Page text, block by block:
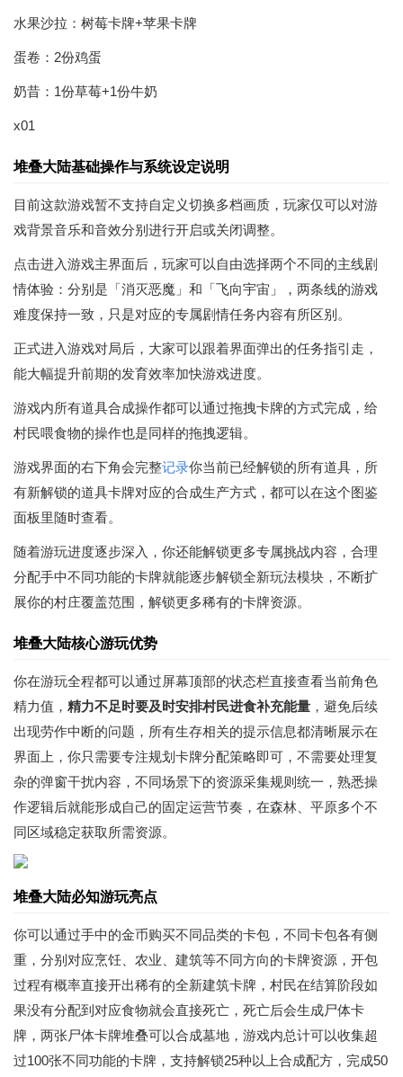
水果沙拉：树莓卡牌+苹果卡牌
蛋卷：2份鸡蛋
奶昔：1份草莓+1份牛奶
x01
堆叠大陆基础操作与系统设定说明
目前这款游戏暂不支持自定义切换多档画质，玩家仅可以对游
戏背景音乐和音效分别进行开启或关闭调整。
点击进入游戏主界面后，玩家可以自由选择两个不同的主线剧
情体验：分别是「消灭恶魔」和「飞向宇宙」，两条线的游戏
难度保持一致，只是对应的专属剧情任务内容有所区别。
正式进入游戏对局后，大家可以跟着界面弹出的任务指引走，
能大幅提升前期的发育效率加快游戏进度。
游戏内所有道具合成操作都可以通过拖拽卡牌的方式完成，给
村民喂食物的操作也是同样的拖拽逻辑。
游戏界面的右下角会完整记录你当前已经解锁的所有道具，所
有新解锁的道具卡牌对应的合成生产方式，都可以在这个图鉴
面板里随时查看。
随着游玩进度逐步深入，你还能解锁更多专属挑战内容，合理
分配手中不同功能的卡牌就能逐步解锁全新玩法模块，不断扩
展你的村庄覆盖范围，解锁更多稀有的卡牌资源。
堆叠大陆核心游玩优势
你在游玩全程都可以通过屏幕顶部的状态栏直接查看当前角色
精力值， 精力不足时要及时安排村民进食补充能量 ，避免后续
出现劳作中断的问题，所有生存相关的提示信息都清晰展示在
界面上，你只需要专注规划卡牌分配策略即可，不需要处理复
杂的弹窗干扰内容，不同场景下的资源采集规则统一，熟悉操
作逻辑后就能形成自己的固定运营节奏，在森林、平原多个不
同区域稳定获取所需资源。
堆叠大陆必知游玩亮点
你可以通过手中的金币购买不同品类的卡包，不同卡包各有侧
重，分别对应烹饪、农业、建筑等不同方向的卡牌资源，开包
过程有概率直接开出稀有的全新建筑卡牌，村民在结算阶段如
果没有分配到对应食物就会直接死亡，死亡后会生成尸体卡
牌，两张尸体卡牌堆叠可以合成墓地，游戏内总计可以收集超
过100张不同功能的卡牌，支持解锁25种以上合成配方，完成50